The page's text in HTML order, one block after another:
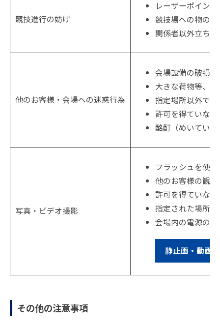
競技進行の妨げ
レーザーポイン
競技場への物の
関係者以外立ち
他のお客様・会場への迷惑行為
会場設備の破損
大きな荷物等、
指定場所以外で
許可を得ていな
酩酊（めいてい
写真・ビデオ撮影
フラッシュを使
他のお客様の観
許可を得ていな
指定された場所
会場内の電源の
静止画・動画
その他の注意事項